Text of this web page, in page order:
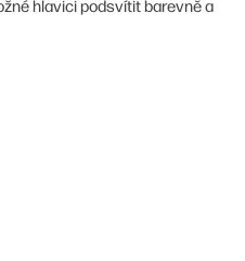
hlavici podsvítit barevně a